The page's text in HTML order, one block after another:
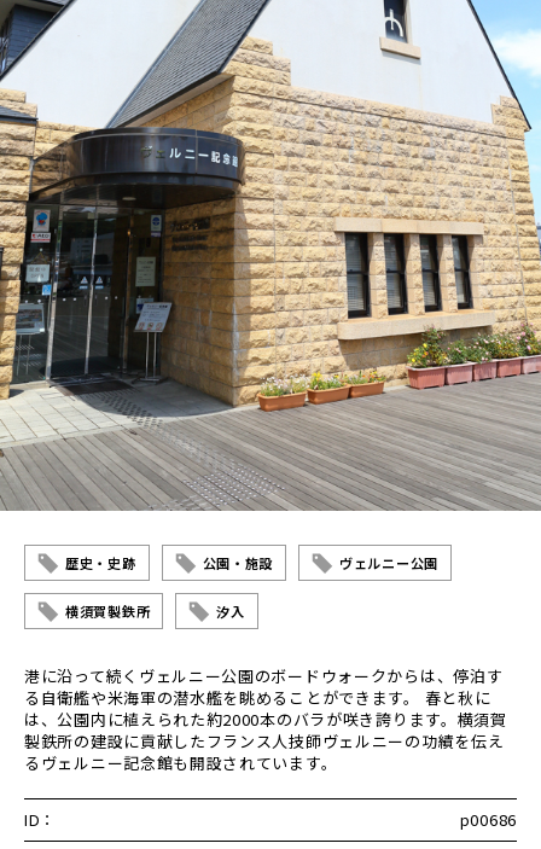
歴史・史跡 公園・施設 ヴェルニー公園
横須賀製鉄所 汐入
港に沿って続くヴェルニー公園のボードウォークからは、停泊す
る自衛艦や米海軍の潜水艦を眺めることができます。 春と秋に
は、公園内に植えられた約2000本のバラが咲き誇ります。横須賀
製鉄所の建設に貢献したフランス人技師ヴェルニーの功績を伝え
るヴェルニー記念館も開設されています。
ID：
p00686